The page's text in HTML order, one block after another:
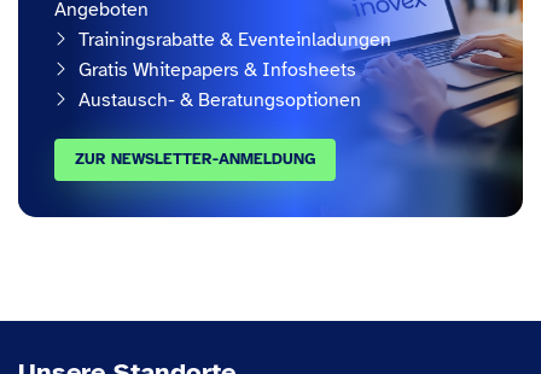
Angeboten
Trainingsrabatte & Eventeinladungen
Gratis Whitepapers & Infosheets
Austausch- & Beratungsoptionen
ZUR NEWSLETTER-ANMELDUNG